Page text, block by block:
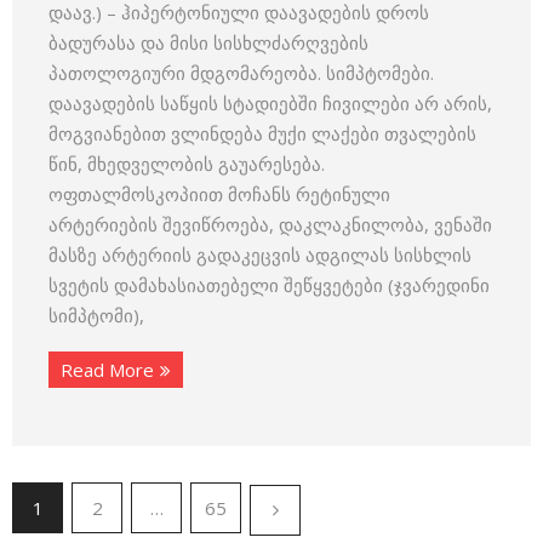
დაავ.) – ჰიპერტონიული დაავადების დროს
ბადურასა და მისი სისხლძარღვების
პათოლოგიური მდგომარეობა. სიმპტომები.
დაავადების საწყის სტადიებში ჩივილები არ არის,
მოგვიანებით ვლინდება მუქი ლაქები თვალების
წინ, მხედველობის გაუარესება.
ოფთალმოსკოპიით მოჩანს რეტინული
არტერიების შევიწროება, დაკლაკნილობა, ვენაში
მასზე არტერიის გადაკეცვის ადგილას სისხლის
სვეტის დამახასიათებელი შეწყვეტები (ჯვარედინი
სიმპტომი),
Read More
1 2 … 65